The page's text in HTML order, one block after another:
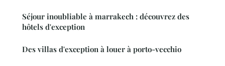
Séjour inoubliable à marrakech : découvrez des
hôtels d'exception
Des villas d'exception à louer à porto-vecchio